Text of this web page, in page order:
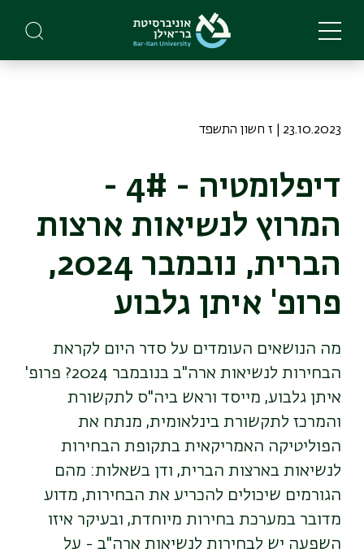
main
23.10.2023 | ז חשון התשפד
דיפלומטיה - 4# -
המרוץ לנשיאות ארצות
הברית, נובמבר 2024,
פרופ' איתן גלבוע
מה הנושאים העומדים על סדר היום לקראת
הבחירות לנשיאות ארה"ב בנובמבר 2024? פרופ'
איתן גלבוע, מייסד וראש ביה"ס לתקשורת
והמרכז לתקשורת בינלאומית, מנתח את
הפוליטיקה האמריקאית בתקופת הבחירות
לנשיאות בארצות הברית, ודן בשאלות: מהם
הגורמים שיכולים להכריע את הבחירות, מדוע
מדובר במערכת בחירות מיוחדת, ובעיקר איזו
השפעה יש לבחירות לנשיאות ארה"ב - על